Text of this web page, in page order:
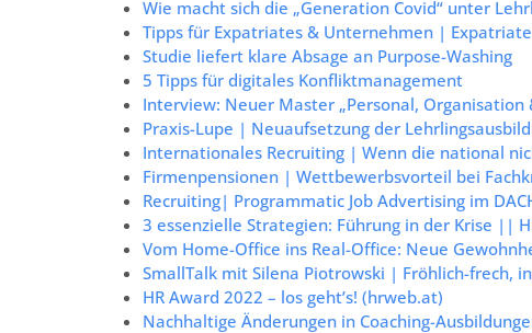
Wie macht sich die „Generation Covid“ unter
Tipps für Expatriates & Unternehmen |
Studie liefert klare Absage an Purpose-Washing
5 Tipps für digitales Konfliktmanagement
Interview: Neuer Master „Personal, Organisation
Praxis-Lupe | Neuaufsetzung der
Internationales Recruiting | Wenn die national
Firmenpensionen | Wettbewerbsvorteil bei
Recruiting| Programmatic Job Advertising im
3 essenzielle Strategien: Führung in der Krise ||
Vom Home-Office ins Real-Office: Neue
SmallTalk mit Silena Piotrowski | Fröhlich-frech,
HR Award 2022 – los geht’s! (hrweb.at)
Nachhaltige Änderungen in Coaching-